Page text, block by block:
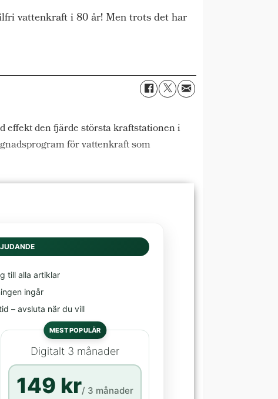
vattenkraft i 80 år! Men trots det har
den fjärde största kraftstationen i
för vattenkraft som
till alla artiklar
ingår
– avsluta när du vill
MEST POPULÄR
Digitalt 3 månader
149 kr/ 3 månader